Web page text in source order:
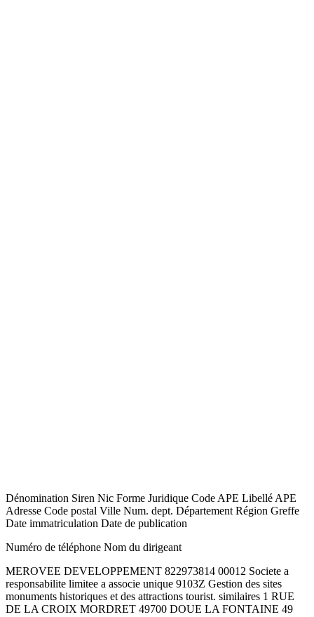
Dénomination Siren Nic Forme Juridique Code APE Libellé APE
Adresse Code postal Ville Num. dept. Département Région Greffe
Date immatriculation Date de publication
Numéro de téléphone Nom du dirigeant
MEROVEE DEVELOPPEMENT 822973814 00012 Societe a
responsabilite limitee a associe unique 9103Z Gestion des sites
monuments historiques et des attractions tourist. similaires 1 RUE
DE LA CROIX MORDRET 49700 DOUE LA FONTAINE 49